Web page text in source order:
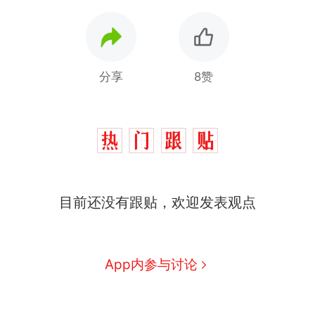
分享 8赞
目前还没有跟贴，欢迎发表观点
App内参与讨论
热
那个在床头放菜刀的女孩，
么？
协会回应
男子上山采菌偶然发现鸡枞菌